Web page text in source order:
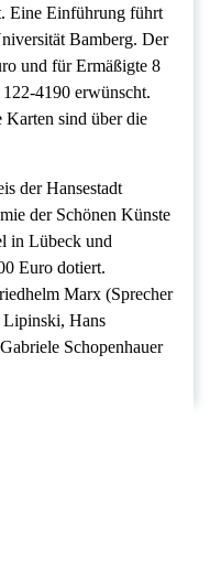
Eine Einführung führt
Bamberg. Der
und für Ermäßigte 8
4190 erwünscht.
Karten sind über die
der Hansestadt
der Schönen Künste
in Lübeck und
Euro dotiert.
Marx (Sprecher
Hans
Schopenhauer